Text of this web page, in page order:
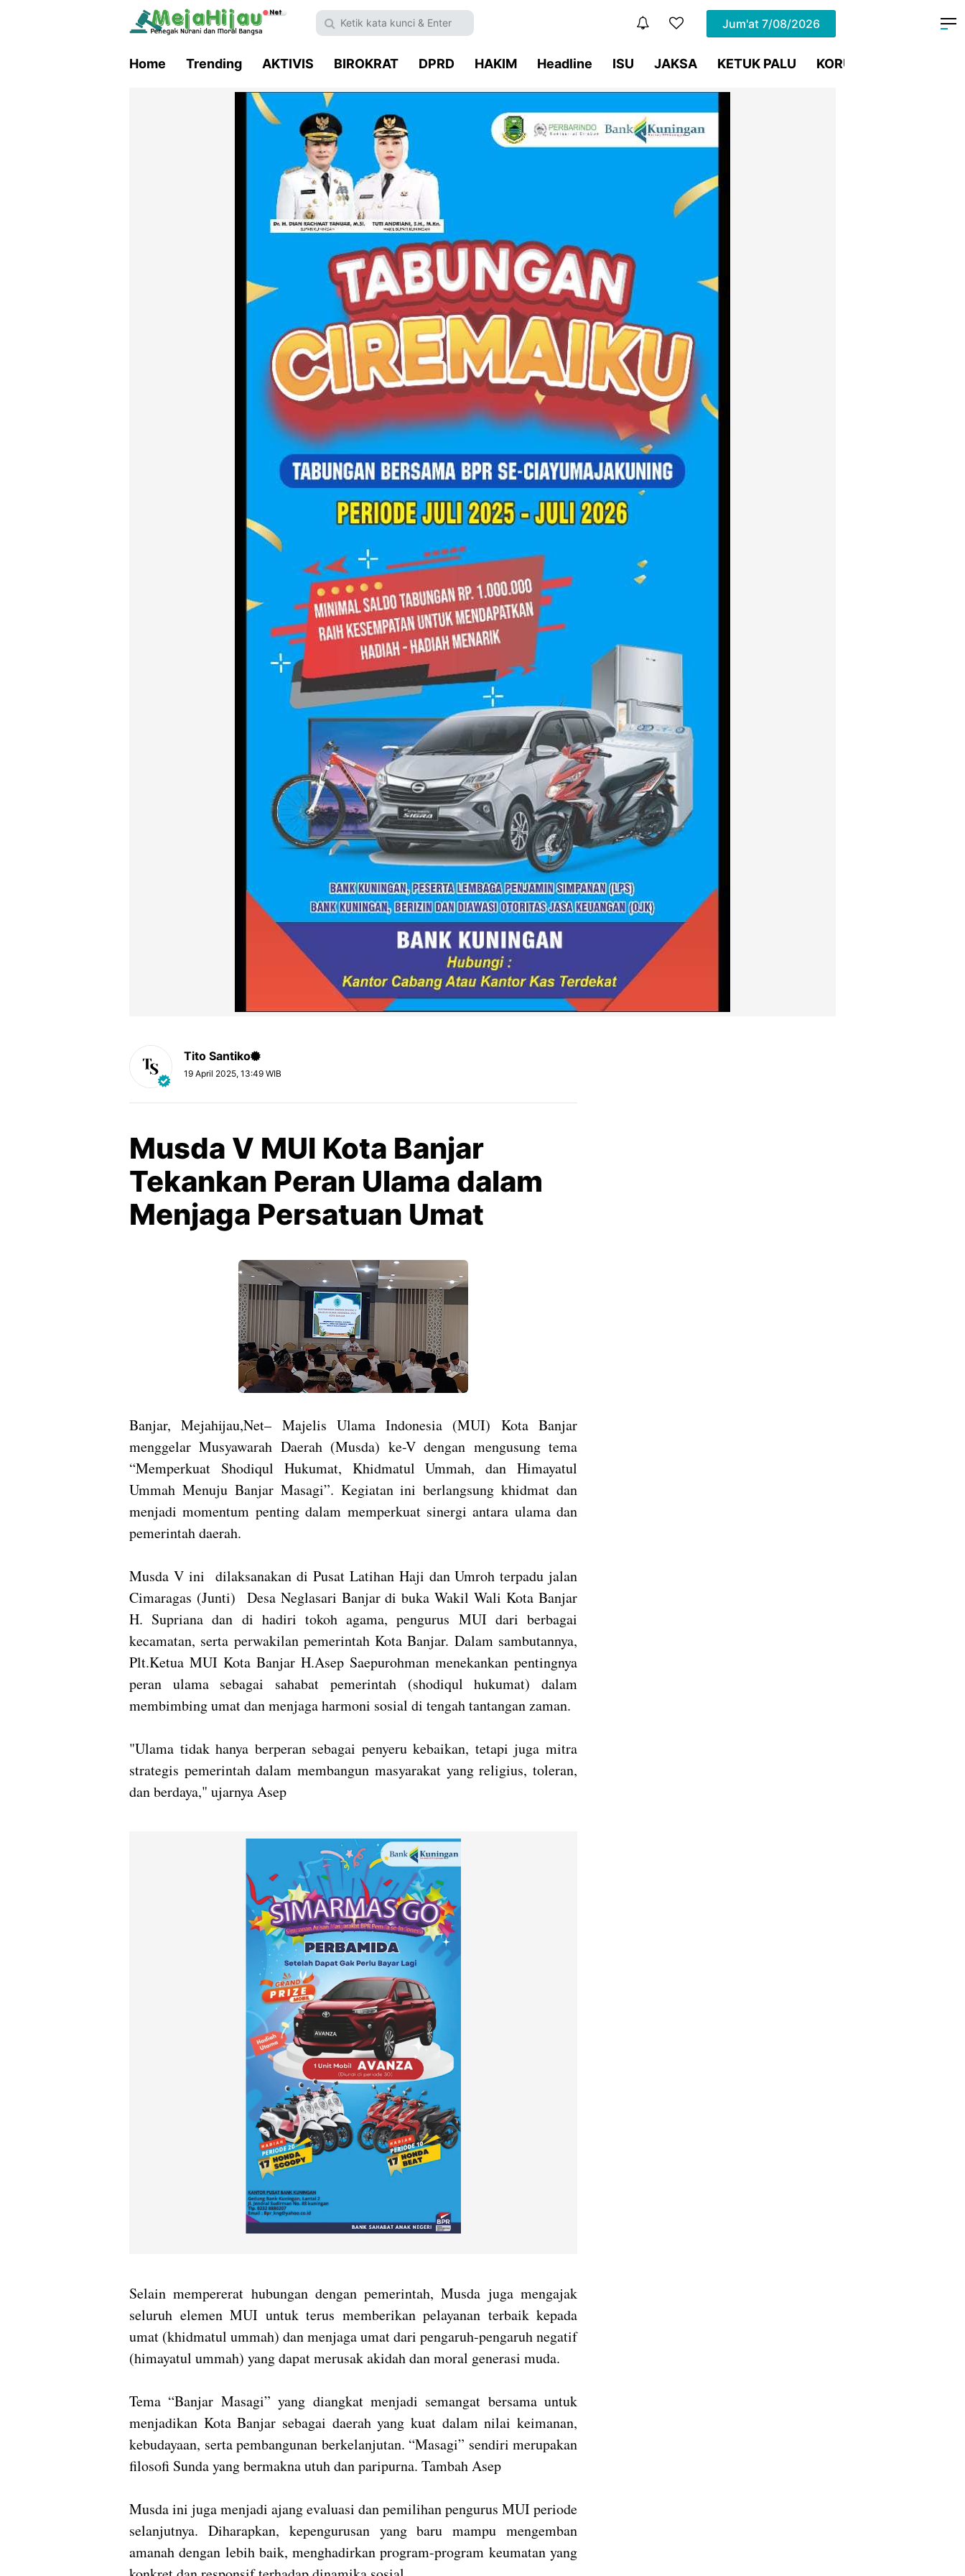
Jum'at 7/08/2026
Home Trending AKTIVIS BIROKRAT DPRD HAKIM Headline ISU JAKSA KETUK PALU KORUPSI
Tito Santiko
19 April 2025, 13:49 WIB
Musda V MUI Kota Banjar
Tekankan Peran Ulama dalam
Menjaga Persatuan Umat
Banjar, Mejahijau,Net– Majelis Ulama Indonesia (MUI) Kota Banjar
menggelar Musyawarah Daerah (Musda) ke-V dengan mengusung tema
“Memperkuat Shodiqul Hukumat, Khidmatul Ummah, dan Himayatul
Ummah Menuju Banjar Masagi”. Kegiatan ini berlangsung khidmat dan
menjadi momentum penting dalam memperkuat sinergi antara ulama dan
pemerintah daerah.
Musda V ini dilaksanakan di Pusat Latihan Haji dan Umroh terpadu jalan
Cimaragas (Junti) Desa Neglasari Banjar di buka Wakil Wali Kota Banjar
H. Supriana dan di hadiri tokoh agama, pengurus MUI dari berbagai
kecamatan, serta perwakilan pemerintah Kota Banjar. Dalam sambutannya,
Plt.Ketua MUI Kota Banjar H.Asep Saepurohman menekankan pentingnya
peran ulama sebagai sahabat pemerintah (shodiqul hukumat) dalam
membimbing umat dan menjaga harmoni sosial di tengah tantangan zaman.
"Ulama tidak hanya berperan sebagai penyeru kebaikan, tetapi juga mitra
strategis pemerintah dalam membangun masyarakat yang religius, toleran,
dan berdaya," ujarnya Asep
Selain mempererat hubungan dengan pemerintah, Musda juga mengajak
seluruh elemen MUI untuk terus memberikan pelayanan terbaik kepada
umat (khidmatul ummah) dan menjaga umat dari pengaruh-pengaruh negatif
(himayatul ummah) yang dapat merusak akidah dan moral generasi muda.
Tema “Banjar Masagi” yang diangkat menjadi semangat bersama untuk
menjadikan Kota Banjar sebagai daerah yang kuat dalam nilai keimanan,
kebudayaan, serta pembangunan berkelanjutan. “Masagi” sendiri merupakan
filosofi Sunda yang bermakna utuh dan paripurna. Tambah Asep
Musda ini juga menjadi ajang evaluasi dan pemilihan pengurus MUI periode
selanjutnya. Diharapkan, kepengurusan yang baru mampu mengemban
amanah dengan lebih baik, menghadirkan program-program keumatan yang